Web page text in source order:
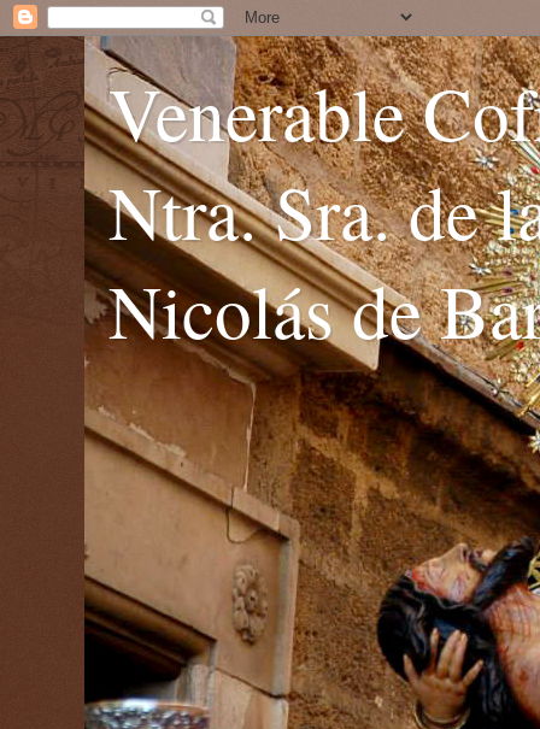
Venerable
Ntra. Sra. de
Nicolás de